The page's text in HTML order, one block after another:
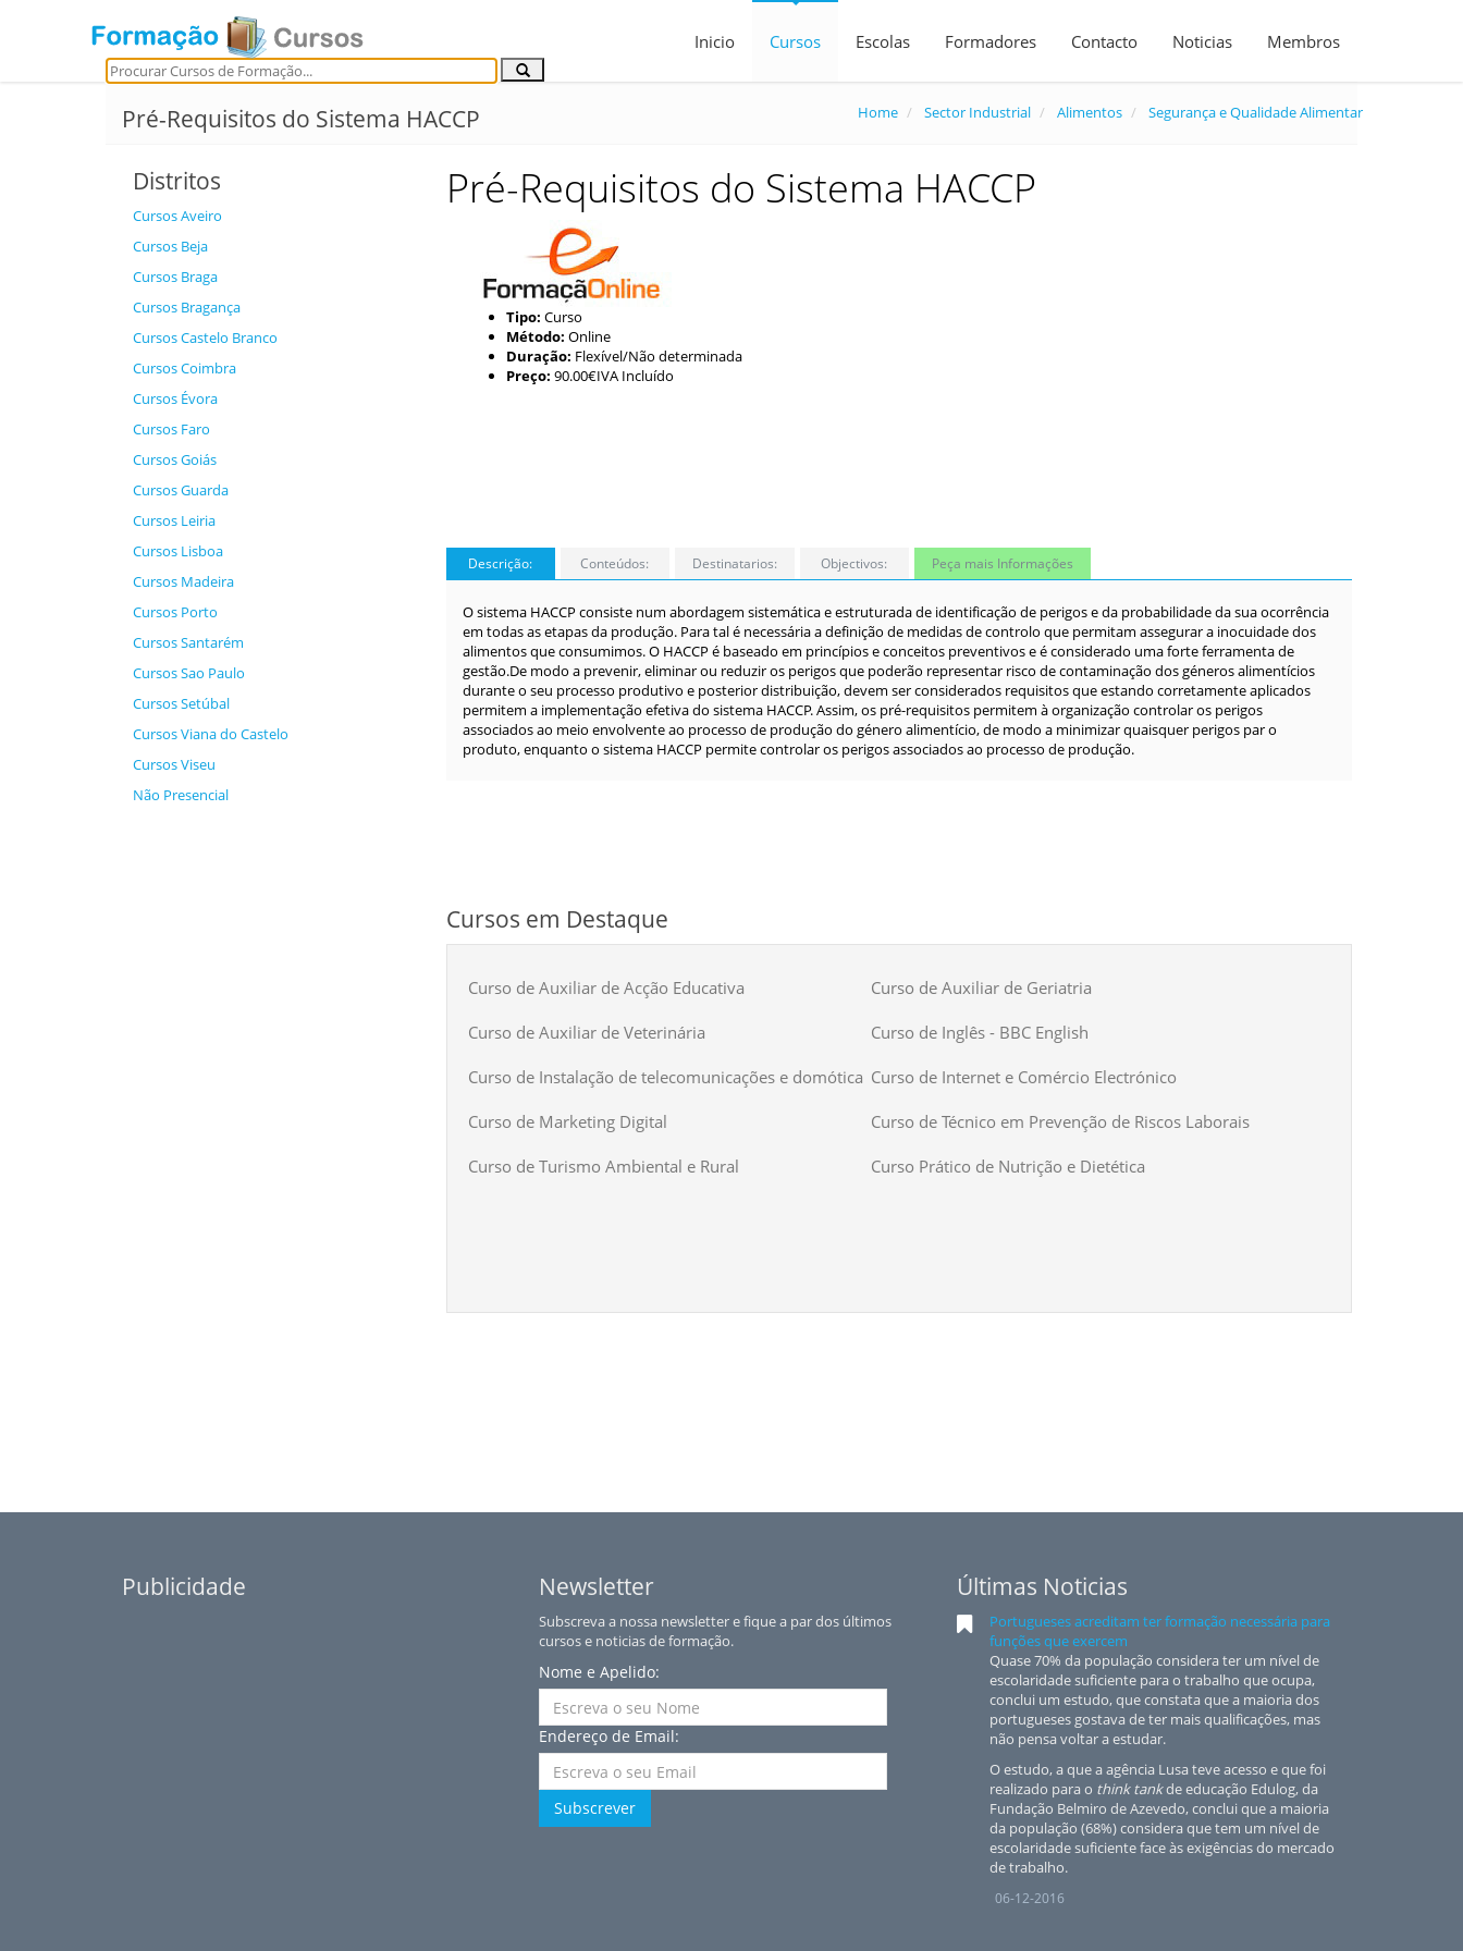
Inicio Cursos Escolas Formadores Contacto Noticias Membros
Pré-Requisitos do Sistema HACCP Home Sector Industrial Alimentos Segurança e Qualidade Alimentar
Distritos
Cursos Aveiro
Cursos Beja
Cursos Braga
Cursos Bragança
Cursos Castelo Branco
Cursos Coimbra
Cursos Évora
Cursos Faro
Cursos Goiás
Cursos Guarda
Cursos Leiria
Cursos Lisboa
Cursos Madeira
Cursos Porto
Cursos Santarém
Cursos Sao Paulo
Cursos Setúbal
Cursos Viana do Castelo
Cursos Viseu
Não Presencial
Pré-Requisitos do Sistema HACCP
Tipo: Curso
Método: Online
Duração: Flexível/Não determinada
Preço: 90.00€IVA Incluído
Descrição: Conteúdos: Destinatarios: Objectivos: Peça mais Informações
O sistema HACCP consiste num abordagem sistemática e estruturada de identificação de perigos e da probabilidade da sua ocorrência
em todas as etapas da produção. Para tal é necessária a definição de medidas de controlo que permitam assegurar a inocuidade dos
alimentos que consumimos. O HACCP é baseado em princípios e conceitos preventivos e é considerado uma forte ferramenta de
gestão.De modo a prevenir, eliminar ou reduzir os perigos que poderão representar risco de contaminação dos géneros alimentícios
durante o seu processo produtivo e posterior distribuição, devem ser considerados requisitos que estando corretamente aplicados
permitem a implementação efetiva do sistema HACCP. Assim, os pré-requisitos permitem à organização controlar os perigos
associados ao meio envolvente ao processo de produção do género alimentício, de modo a minimizar quaisquer perigos par o
produto, enquanto o sistema HACCP permite controlar os perigos associados ao processo de produção.
Cursos em Destaque
Curso de Auxiliar de Acção Educativa Curso de Auxiliar de Geriatria
Curso de Auxiliar de Veterinária Curso de Inglês - BBC English
Curso de Instalação de telecomunicações e domótica Curso de Internet e Comércio Electrónico
Curso de Marketing Digital Curso de Técnico em Prevenção de Riscos Laborais
Curso de Turismo Ambiental e Rural Curso Prático de Nutrição e Dietética
Publicidade Newsletter
Subscreva a nossa newsletter e fique a par dos últimos
cursos e noticias de formação.
Nome e Apelido:
Endereço de Email:
Subscrever
Últimas Noticias
Portugueses acreditam ter formação necessária para
funções que exercem
Quase 70% da população considera ter um nível de
escolaridade suficiente para o trabalho que ocupa,
conclui um estudo, que constata que a maioria dos
portugueses gostava de ter mais qualificações, mas
não pensa voltar a estudar.
O estudo, a que a agência Lusa teve acesso e que foi
realizado para o think tankde educação Edulog, da
Fundação Belmiro de Azevedo, conclui que a maioria
da população (68%) considera que tem um nível de
escolaridade suficiente face às exigências do mercado
de trabalho.
06-12-2016